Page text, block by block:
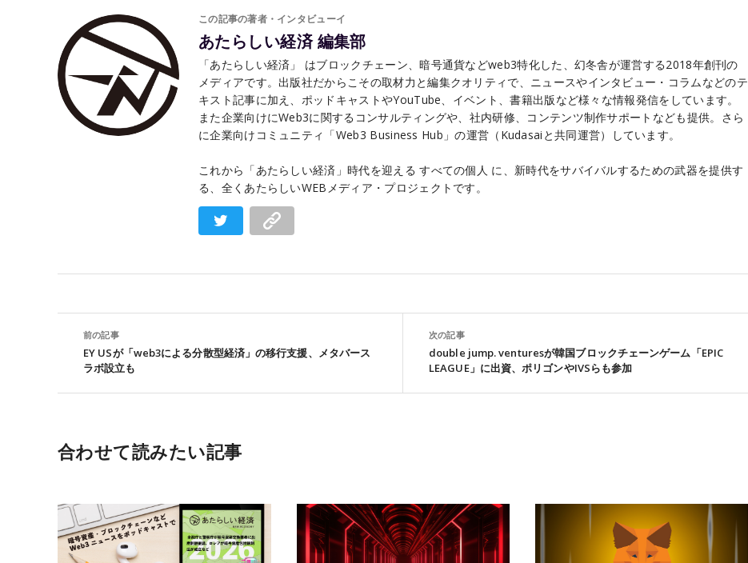
この記事の著者・インタビューイ
あたらしい経済 編集部
「あたらしい経済」 はブロックチェーン、暗号通貨などweb3特化した、幻冬舎が運営する2018年創刊の
メディアです。出版社だからこその取材力と編集クオリティで、ニュースやインタビュー・コラムなどのテ
キスト記事に加え、ポッドキャストやYouTube、イベント、書籍出版など様々な情報発信をしています。
また企業向けにWeb3に関するコンサルティングや、社内研修、コンテンツ制作サポートなども提供。さら
に企業向けコミュニティ「Web3 Business Hub」の運営（Kudasaiと共同運営）しています。
これから「あたらしい経済」時代を迎える すべての個人 に、新時代をサバイバルするための武器を提供す
る、全くあたらしいWEBメディア・プロジェクトです。
前の記事
EY USが「web3による分散型経済」の移行支援、メタバース
ラボ設立も
次の記事
double jump. venturesが韓国ブロックチェーンゲーム「EPIC
LEAGUE」に出資、ポリゴンやIVSらも参加
合わせて読みたい記事